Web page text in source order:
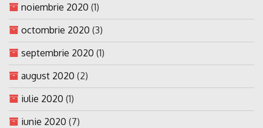
noiembrie 2020 (1)
octombrie 2020 (3)
septembrie 2020 (1)
august 2020 (2)
iulie 2020 (1)
iunie 2020 (7)